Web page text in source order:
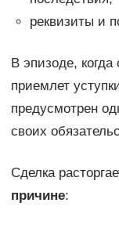
реквизиты и
В эпизоде, когда
приемлет
предусмотрен
своих
Сделка
причине: